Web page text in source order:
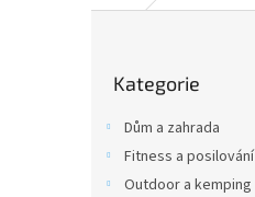
kategorie
Kategorie
Dům a zahrada
Fitness a posilování
Outdoor a kemping